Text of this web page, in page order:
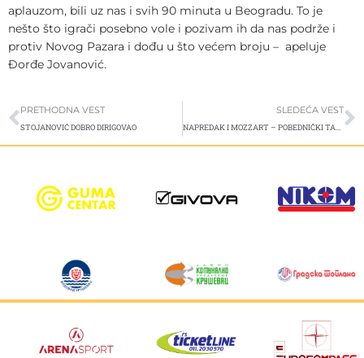
aplauzom, bili uz nas i svih 90 minuta u Beogradu. To je
nešto što igrači posebno vole i pozivam ih da nas podrže i
protiv Novog Pazara i dođu u što većem broju – apeluje
Đorđe Jovanović.
Prev
PRETHODNA VEST
STOJANOVIĆ DOBRO DIRIGOVAO
SLEDEĆA VEST
NAPREDAK I MOZZART – POBEDNIČKI TANDEM